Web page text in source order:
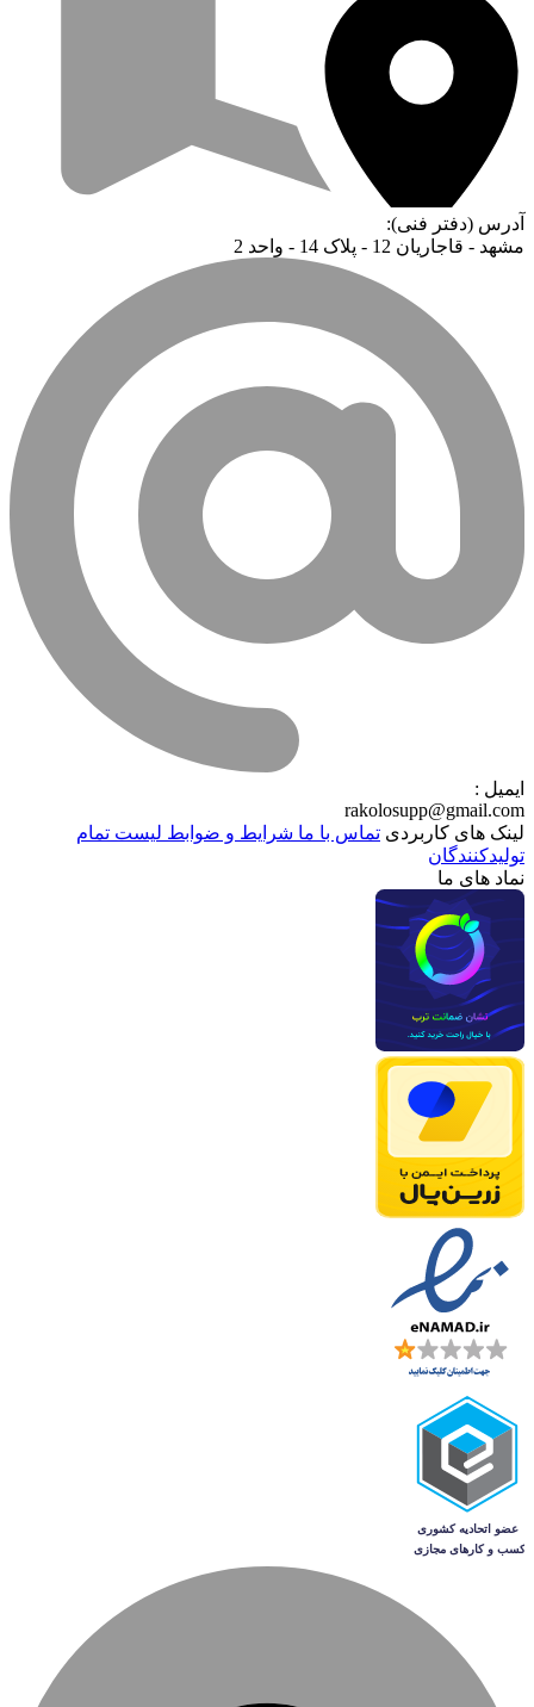
آدرس (دفتر فنی):
مشهد - قاجاریان 12 - پلاک 14 - واحد 2
ایمیل :
rakolosupp@gmail.com
لینک های کاربردی تماس با ماشرایط و ضوابطلیست تمام
تولیدکنندگان
نماد های ما